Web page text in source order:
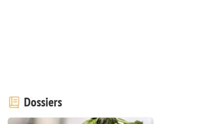
Dossiers